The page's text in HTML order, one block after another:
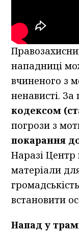
нападниці
вчиненого з
ненависті.
кодексом
погрози з
покарання
Наразі Центр
матеріали
встановити
Напад у